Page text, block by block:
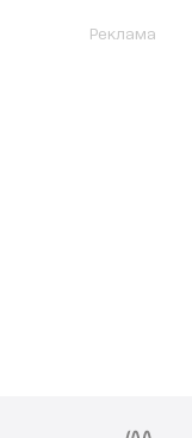
Реклама